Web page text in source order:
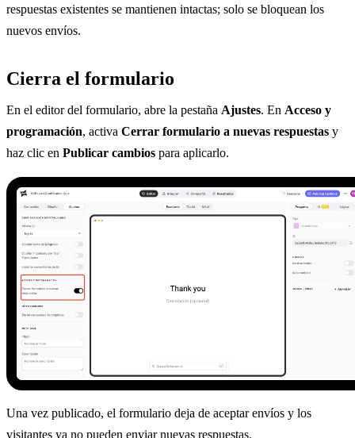
respuestas existentes se mantienen intactas; solo se bloquean los
nuevos envíos.
Cierra el formulario
En el editor del formulario, abre la pestaña Ajustes. En Acceso y
programación, activa Cerrar formulario a nuevas respuestas y
haz clic en Publicar cambios para aplicarlo.
Una vez publicado, el formulario deja de aceptar envíos y los